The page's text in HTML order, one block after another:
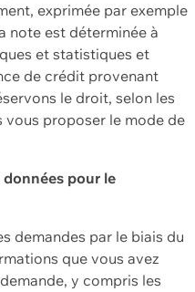
exprimée par exemple
note est déterminée à
et statistiques et
de crédit provenant
le droit, selon les
vous proposer le mode de
pour le
demandes par le biais du
que vous avez
y compris les